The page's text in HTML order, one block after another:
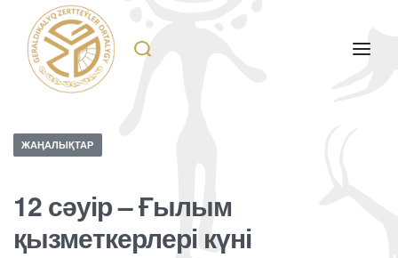
ЖАҢАЛЫҚТАР
12 сәуір – Ғылым
қызметкерлері күні